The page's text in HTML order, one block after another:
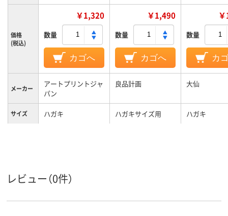
価格
(税込)
￥1,320
数量
カゴへ
￥1,490
数量
カゴへ
数量
カ
メーカー
アートプリントジャ
パン
良品計画 大仙
サイズ ハガキ ハガキサイズ用 ハガキ
レビュー（0件）